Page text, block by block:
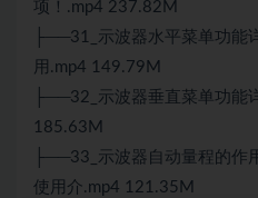
项！.mp4 237.82M
├──31_示波器水平菜单功能
用.mp4 149.79M
├──32_示波器垂直菜单功能
185.63M
├──33_示波器自动量程的作
使用介.mp4 121.35M